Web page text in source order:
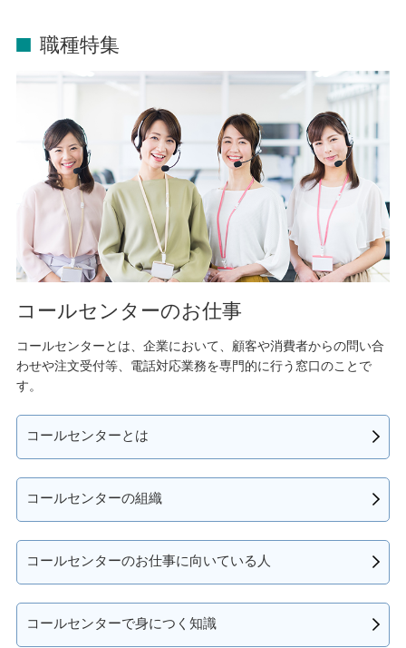
職種特集
コールセンターのお仕事
コールセンターとは、企業において、顧客や消費者からの問い合
わせや注文受付等、電話対応業務を専門的に行う窓口のことで
す。
コールセンターとは
コールセンターの組織
コールセンターのお仕事に向いている人
コールセンターで身につく知識